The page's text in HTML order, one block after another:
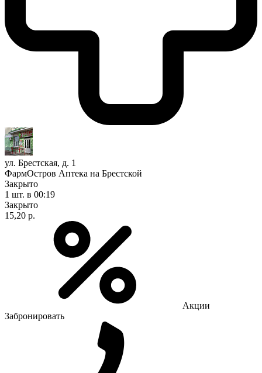
ул. Брестская, д. 1
ФармОстров Аптека на Брестской
Закрыто
1 шт. в 00:19
Закрыто
15,20 р.
Акции
Забронировать